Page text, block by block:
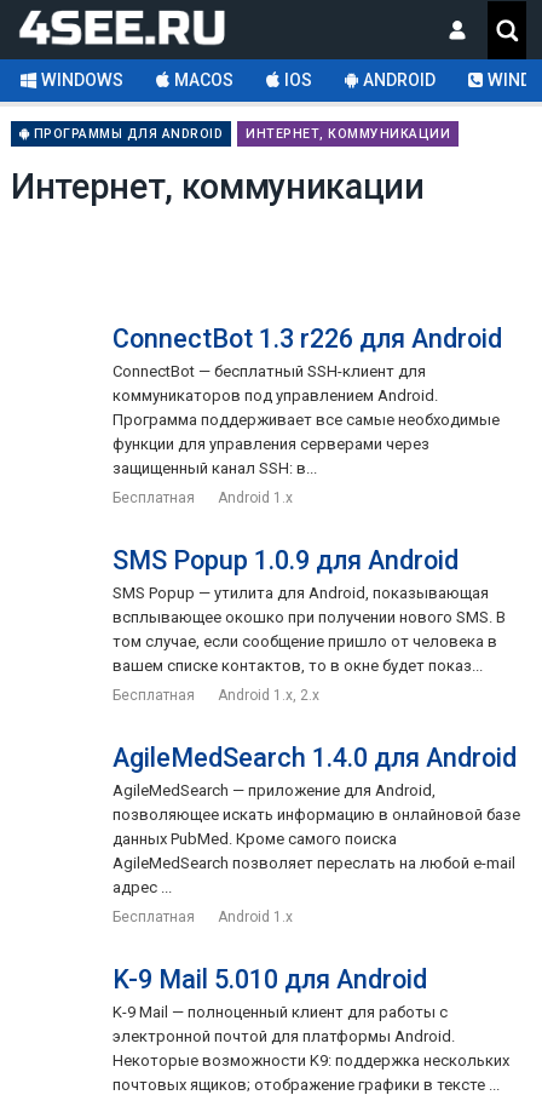
WINDOWS MACOS IOS ANDROID
ПРОГРАММЫ ДЛЯ ANDROID ИНТЕРНЕТ, КОММУНИКАЦИИ
Интернет, коммуникации
ConnectBot 1.3 r226 для Android
ConnectBot — бесплатный SSH-клиент для
коммуникаторов под управлением Android.
Программа поддерживает все самые необходимые
функции для управления серверами через
защищенный канал SSH: в...
Бесплатная Android 1.x
SMS Popup 1.0.9 для Android
SMS Popup — утилита для Android, показывающая
всплывающее окошко при получении нового SMS. В
том случае, если сообщение пришло от человека в
вашем списке контактов, то в окне будет показ...
Бесплатная Android 1.x, 2.x
AgileMedSearch 1.4.0 для Android
AgileMedSearch — приложение для Android,
позволяющее искать информацию в онлайновой базе
данных PubMed. Кроме самого поиска
AgileMedSearch позволяет переслать на любой e-mail
адрес ...
Бесплатная Android 1.x
K-9 Mail 5.010 для Android
K-9 Mail — полноценный клиент для работы с
электронной почтой для платформы Android.
Некоторые возможности K9: поддержка нескольких
почтовых ящиков; отображение графики в тексте ...